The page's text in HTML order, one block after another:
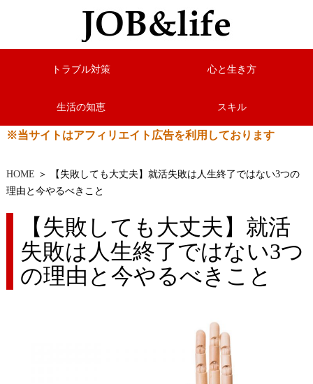
トラブル対策 心と生き方
生活の知恵 スキル
※当サイトはアフィリエイト広告を利用しております
HOME ＞ 【失敗しても大丈夫】就活失敗は人生終了ではない3つの
理由と今やるべきこと
【失敗しても大丈夫】就活
失敗は人生終了ではない3つ
の理由と今やるべきこと